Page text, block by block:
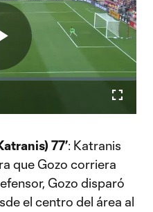
77’: Katranis
que Gozo corriera
Gozo disparó
el centro del área al